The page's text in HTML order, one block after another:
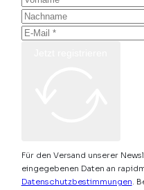
Für den Versand unserer
eingegebenen Daten an
Datenschutzbestimmungen.